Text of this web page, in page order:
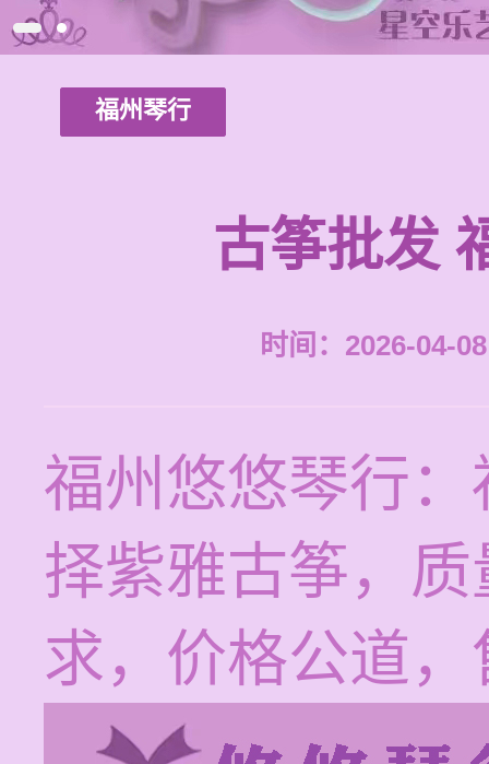
福州琴行
古筝批发
时间：2026-04-
福州悠悠琴行
择紫雅古筝，
求，价格公道